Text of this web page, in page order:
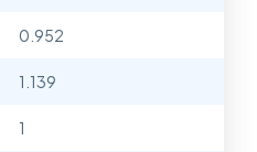
0.952
1.139
1